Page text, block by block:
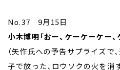
No.37 9月15日
小木博明「おー、ケーケーケー、
（矢作氏への予告サプライズで
子で放った、ロウソクの火を消